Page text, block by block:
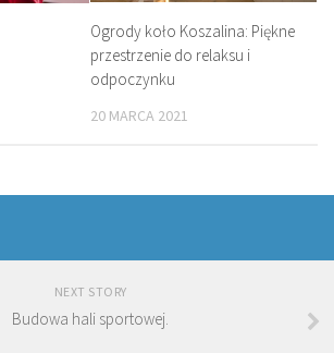
Ogrody koło Koszalina: Piękne
przestrzenie do relaksu i
odpoczynku
20 MARCA 2021
NEXT STORY
Budowa hali sportowej.